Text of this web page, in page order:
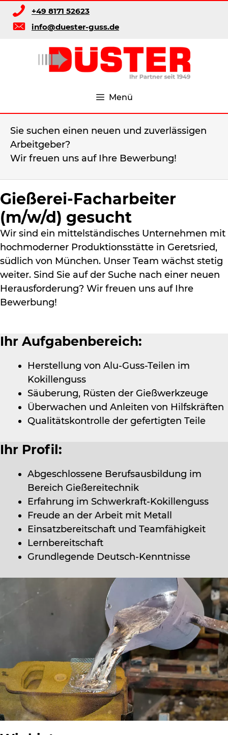
Zum
Inhalt
+49 8171 52623
info@duester-guss.de
Menü
Sie suchen einen neuen und zuverlässigen
Arbeitgeber?
Wir freuen uns auf Ihre Bewerbung!
Gießerei-Facharbeiter
(m/w/d) gesucht
Wir sind ein mittelständisches Unternehmen mit
hochmoderner Produktionsstätte in Geretsried,
südlich von München. Unser Team wächst stetig
weiter. Sind Sie auf der Suche nach einer neuen
Herausforderung? Wir freuen uns auf Ihre
Bewerbung!
Ihr Aufgabenbereich:
Herstellung von Alu-Guss-Teilen im
Kokillenguss
Säuberung, Rüsten der Gießwerkzeuge
Überwachen und Anleiten von Hilfskräften
Qualitätskontrolle der gefertigten Teile
Ihr Profil:
Abgeschlossene Berufsausbildung im
Bereich Gießereitechnik
Erfahrung im Schwerkraft-Kokillenguss
Freude an der Arbeit mit Metall
Einsatzbereitschaft und Teamfähigkeit
Lernbereitschaft
Grundlegende Deutsch-Kenntnisse